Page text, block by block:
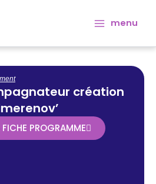
menu
création
PROGRAMME